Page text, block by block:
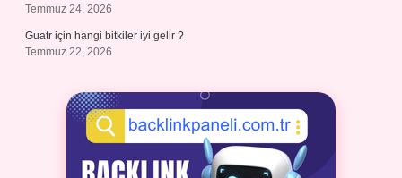
Temmuz 24, 2026
Guatr için hangi bitkiler iyi gelir ?
Temmuz 22, 2026